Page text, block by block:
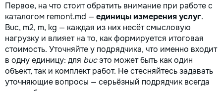
Первое, на что стоит обратить внимание при работе с
каталогом remont.md — единицы измерения услуг.
Buc, m2, m, kg — каждая из них несёт смысловую
нагрузку и влияет на то, как формируется итоговая
стоимость. Уточняйте у подрядчика, что именно входит
в одну единицу: для bucэто может быть как один
объект, так и комплект работ. Не стесняйтесь задавать
уточняющие вопросы — серьёзный подрядчик всегда